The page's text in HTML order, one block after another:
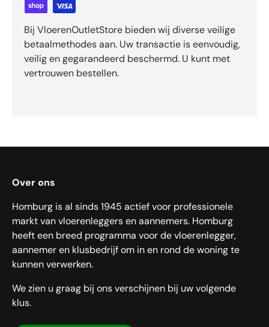
Bij VloerenOutletStore bieden wij diverse veilige
betaalmethodes aan. Uw transactie is eenvoudig,
veilig en gegarandeerd beschermd. U kunt met
vertrouwen bestellen.
Over ons
Homburg is al sinds 1945 actief voor professionele
markt van vloerenleggers en aannemers. Homburg
heeft een breed programma voor de vloerenlegger,
aannemer en klusbedrijf om in en rond de woning te
kunnen verwerken.
We zien u graag bij ons verschijnen bij uw volgende
klus.